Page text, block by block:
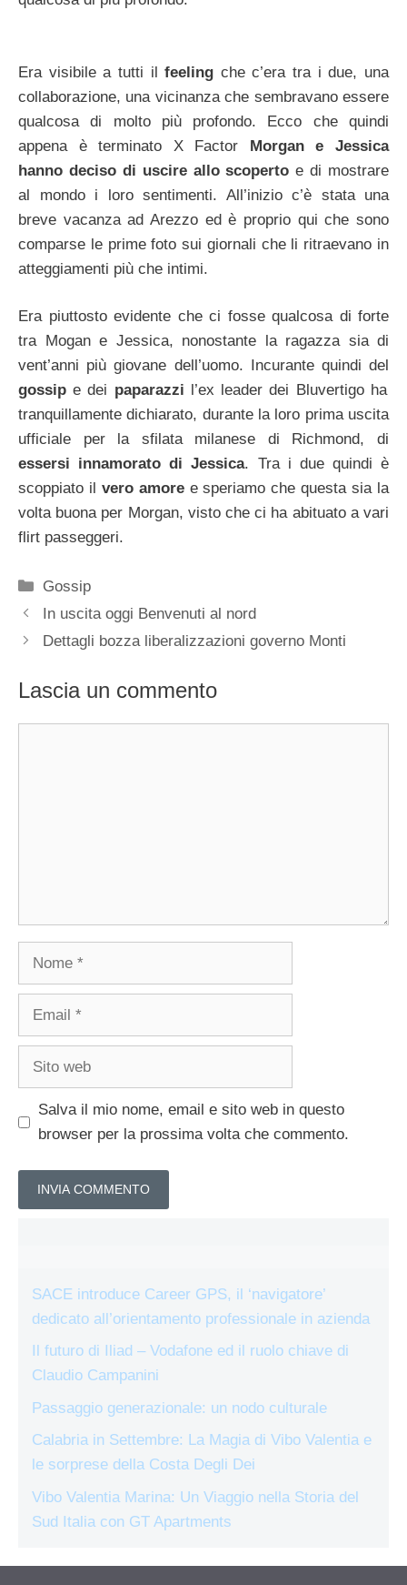
Era visibile a tutti ilfeeling che c’era tra i due, una
collaborazione, una vicinanza che sembravano essere
qualcosa di molto più profondo. Ecco che quindi
appena è terminato X Factor Morgan e Jessica
hanno deciso di uscire allo scoperto e di mostrare
al mondo i loro sentimenti. All’inizio c’è stata una
breve vacanza ad Arezzo ed è proprio qui che sono
comparse le prime foto sui giornali che li ritraevano in
atteggiamenti più che intimi.
Era piuttosto evidente che ci fosse qualcosa di forte
tra Mogan e Jessica, nonostante la ragazza sia di
vent’anni più giovane dell’uomo. Incurante quindi del
gossip e dei paparazzi
l’ex leader dei Bluvertigo ha
tranquillamente dichiarato, durante la loro prima uscita
ufficiale per la sfilata milanese di Richmond, di
essersi innamorato di Jessica. Tra i due quindi è
scoppiato il vero amoree speriamo che questa sia la
volta buona per Morgan, visto che ci ha abituato a vari
flirt passeggeri.
Categorie
Gossip
In uscita oggi Benvenuti al nord
Dettagli bozza liberalizzazioni governo Monti
Lascia un commento
Nome
Email
Sito
Salva il mio nome, email e sito web in questo
browser per la prossima volta che commento.
SACE introduce Career GPS, il ‘navigatore’
dedicato all’orientamento professionale in azienda
Il futuro di Iliad – Vodafone ed il ruolo chiave di
Claudio Campanini
Passaggio generazionale: un nodo culturale
Calabria in Settembre: La Magia di Vibo Valentia e
le sorprese della Costa Degli Dei
Vibo Valentia Marina: Un Viaggio nella Storia del
Sud Italia con GT Apartments